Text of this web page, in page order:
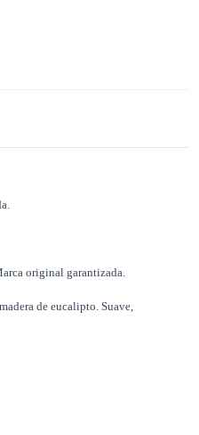
original garantizada.
de eucalipto. Suave,